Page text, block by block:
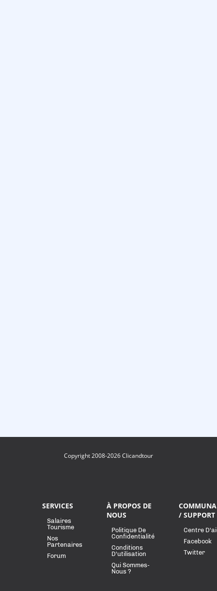
Copyright 2008-2026 Clicandtour
SERVICES
Salaires
Tourisme
Nos
Partenaires
Forum
À PROPOS DE
NOUS
Politique De
Confidentialité
Conditions
D'utilisation
Qui Sommes-
Nous ?
/ SUPPORT
Centre
Facebook
Twitter